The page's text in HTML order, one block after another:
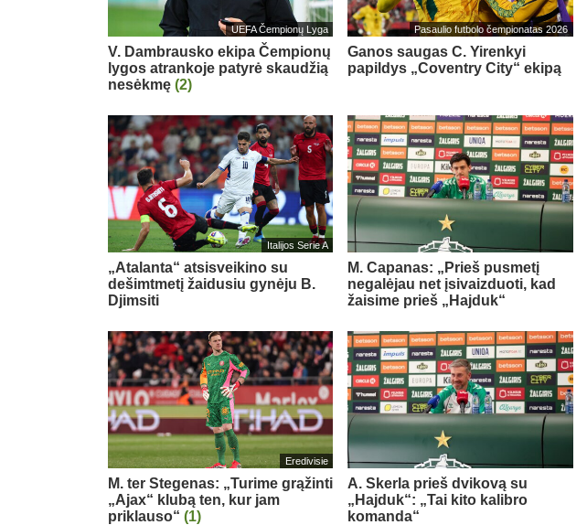
UEFA Čempionų Lyga
V. Dambrausko ekipa Čempionų
lygos atrankoje patyrė skaudžią
nesėkmę (2)
Pasaulio futbolo čempionatas 2026
Ganos saugas C. Yirenkyi
papildys „Coventry City“ ekipą
Italijos Serie A
„Atalanta“ atsisveikino su
dešimtmetį žaidusiu gynėju B.
Djimsiti
M. Capanas: „Prieš pusmetį
negalėjau net įsivaizduoti, kad
žaisime prieš „Hajduk“
Eredivisie
M. ter Stegenas: „Turime grąžinti
„Ajax“ klubą ten, kur jam
priklauso“ (1)
A. Skerla prieš dvikovą su
„Hajduk“: „Tai kito kalibro
komanda“